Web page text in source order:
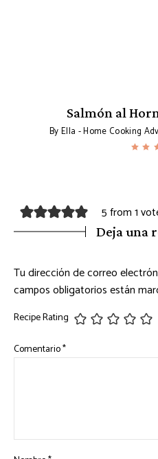
Salmón al
ByElla - Home Cooking
5 from 1
Deja una
Tu dirección de correo
campos obligatorios están
Recipe Rating
Comentario*